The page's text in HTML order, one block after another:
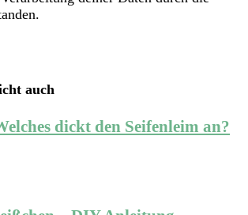
auch
dickt den Seifenleim an?